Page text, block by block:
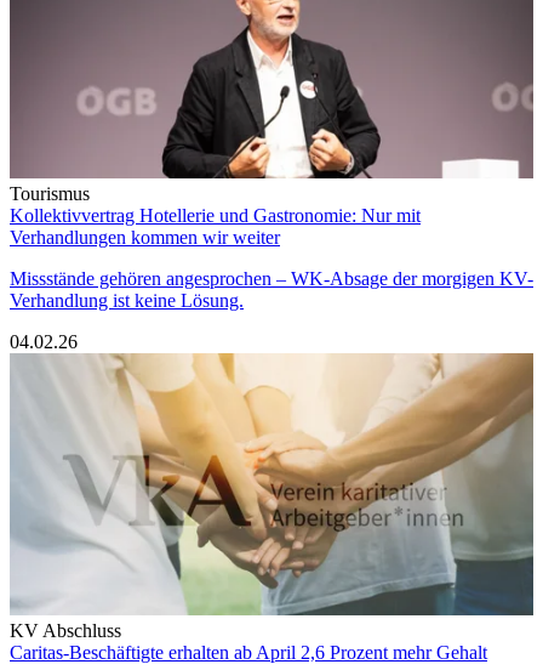
Tourismus
Kollektivvertrag Hotellerie und Gastronomie: Nur mit
Verhandlungen kommen wir weiter
Missstände gehören angesprochen – WK-Absage der morgigen KV-
Verhandlung ist keine Lösung.
04.02.26
KV Abschluss
Caritas-Beschäftigte erhalten ab April 2,6 Prozent mehr Gehalt